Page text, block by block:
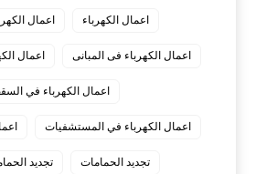
اعمال الكهرباء اعمال
اعمال الكهرباء فى المبانى اعمال
اعمال الكهرباء في
اعمال الكهرباء في المستشفيات
تجديد الحمامات تجديد